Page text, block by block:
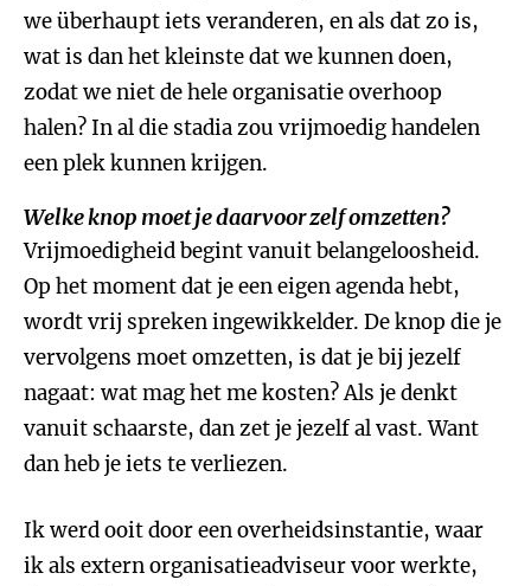
we überhaupt iets veranderen, en als dat zo is,
wat is dan het kleinste dat we kunnen doen,
zodat we niet de hele organisatie overhoop
halen? In al die stadia zou vrijmoedig handelen
een plek kunnen krijgen.
Welke knop moet je daarvoor zelf omzetten?
Vrijmoedigheid begint vanuit belangeloosheid.
Op het moment dat je een eigen agenda hebt,
wordt vrij spreken ingewikkelder. De knop die je
vervolgens moet omzetten, is dat je bij jezelf
nagaat: wat mag het me kosten? Als je denkt
vanuit schaarste, dan zet je jezelf al vast. Want
dan heb je iets te verliezen.
Ik werd ooit door een overheidsinstantie, waar
ik als extern organisatieadviseur voor werkte,